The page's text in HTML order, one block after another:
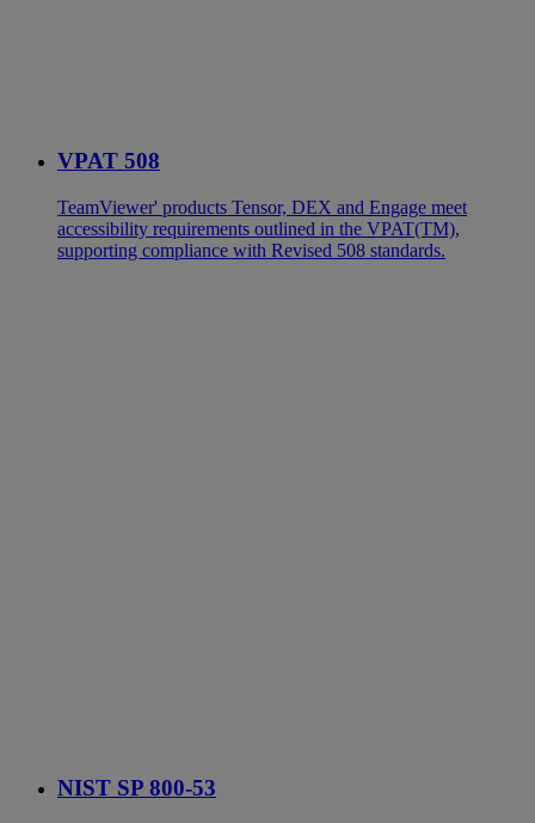
VPAT 508
TeamViewer' products Tensor, DEX and Engage meet
accessibility requirements outlined in the VPAT(TM),
supporting compliance with Revised 508 standards.
NIST SP 800-53